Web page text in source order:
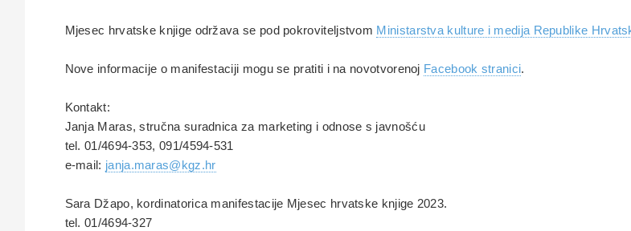
Mjesec hrvatske knjige održava se pod pokroviteljstvom Ministarstva kulture i medija Republike
Nove informacije o manifestaciji mogu se pratiti i na novotvorenoj Facebook stranici.
Kontakt:
Janja Maras, stručna suradnica za marketing i odnose s javnošću
tel. 01/4694-353, 091/4594-531
e-mail: janja.maras@kgz.hr
Sara Džapo, kordinatorica manifestacije Mjesec hrvatske knjige 2023.
tel. 01/4694-327